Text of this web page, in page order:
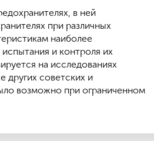
в ней
при различных
наиболее
и контроля их
на исследованиях
советских и
возможно при ограниченном